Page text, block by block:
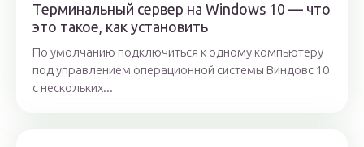
Терминальный сервер на Windows 10 — что
это такое, как установить
По умолчанию подключиться к одному компьютеру
под управлением операционной системы Виндовс 10
с нескольких...